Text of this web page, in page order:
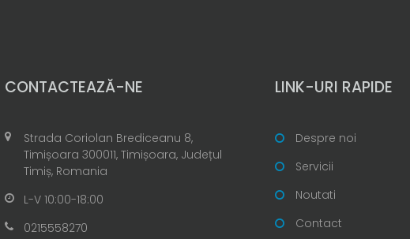
CONTACTEAZĂ-NE
Strada Coriolan Brediceanu 8,
Timișoara 300011, Timișoara, Județul
Timiș, Romania
L-V 10:00-18:00
0215558270
LINK-URI RAPIDE
Despre noi
Servicii
Noutati
Contact